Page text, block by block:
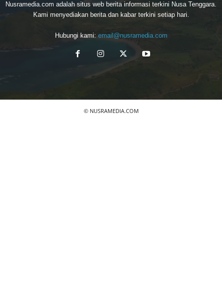
Nusramedia.com adalah situs web berita informasi terkini Nusa Tenggara.
Kami menyediakan berita dan kabar terkini setiap hari.
Hubungi kami: email@nusramedia.com
© NUSRAMEDIA.COM